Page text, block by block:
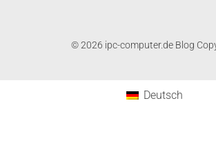
© 2026 ipc-computer.de Blog
Deutsch